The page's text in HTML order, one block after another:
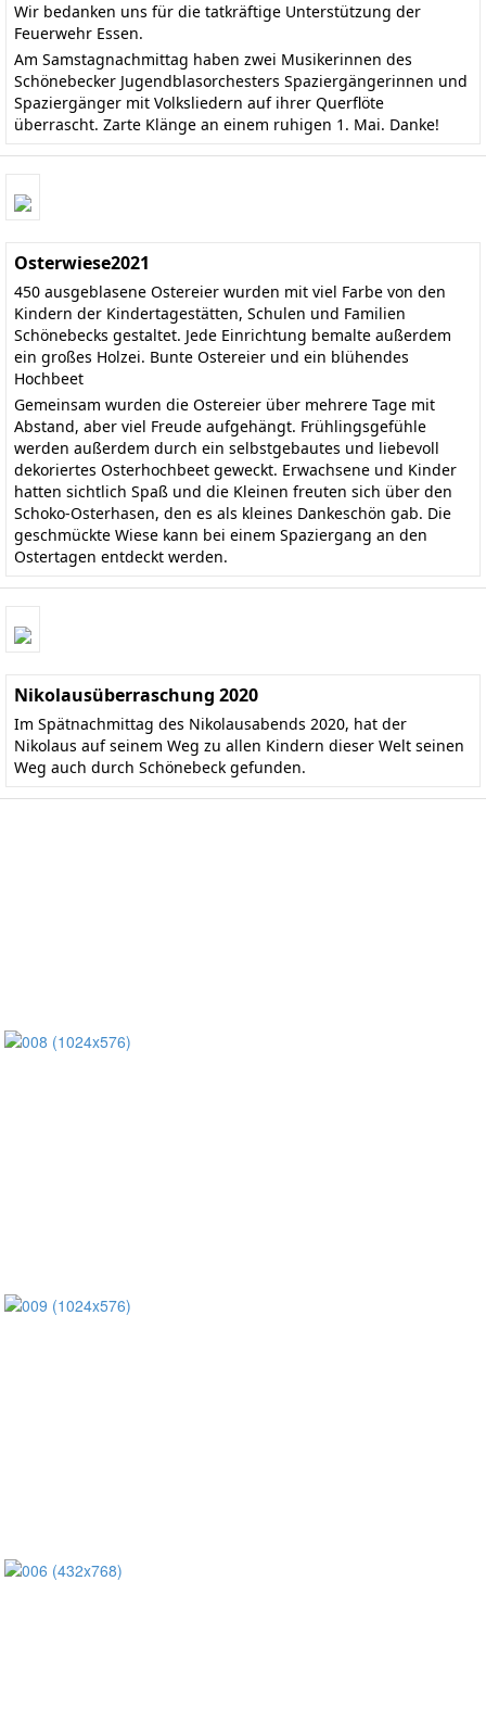
Wir bedanken uns für die tatkräftige Unterstützung der
Feuerwehr Essen.
Am Samstagnachmittag haben zwei Musikerinnen des
Schönebecker Jugendblasorchesters Spaziergängerinnen und
Spaziergänger mit Volksliedern auf ihrer Querflöte
überrascht. Zarte Klänge an einem ruhigen 1. Mai. Danke!
Osterwiese2021
450 ausgeblasene Ostereier wurden mit viel Farbe von den
Kindern der Kindertagestätten, Schulen und Familien
Schönebecks gestaltet. Jede Einrichtung bemalte außerdem
ein großes Holzei. Bunte Ostereier und ein blühendes
Hochbeet
Gemeinsam wurden die Ostereier über mehrere Tage mit
Abstand, aber viel Freude aufgehängt. Frühlingsgefühle
werden außerdem durch ein selbstgebautes und liebevoll
dekoriertes Osterhochbeet geweckt. Erwachsene und Kinder
hatten sichtlich Spaß und die Kleinen freuten sich über den
Schoko-Osterhasen, den es als kleines Dankeschön gab. Die
geschmückte Wiese kann bei einem Spaziergang an den
Ostertagen entdeckt werden.
Nikolausüberraschung 2020
Im Spätnachmittag des Nikolausabends 2020, hat der
Nikolaus auf seinem Weg zu allen Kindern dieser Welt seinen
Weg auch durch Schönebeck gefunden.